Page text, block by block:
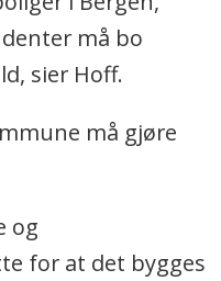
må bo
sier Hoff.
må gjøre
og
for at det bygges